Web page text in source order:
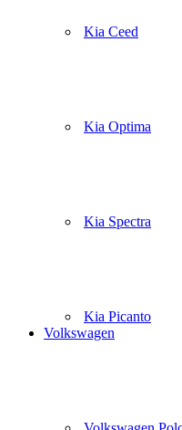
Kia Ceed
Kia Optima
Kia Spectra
Kia Picanto
Volkswagen